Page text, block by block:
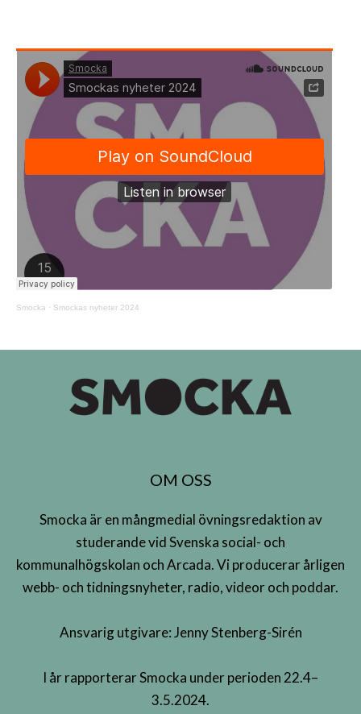
Smocka · Smockas nyheter 2024
OM OSS
Smocka är en mångmedial övningsredaktion av
studerande vid Svenska social- och
kommunalhögskolan och Arcada. Vi producerar årligen
webb- och tidningsnyheter, radio, videor och poddar.
Ansvarig utgivare: Jenny Stenberg-Sirén
I år rapporterar Smocka under perioden 22.4–
3.5.2024.